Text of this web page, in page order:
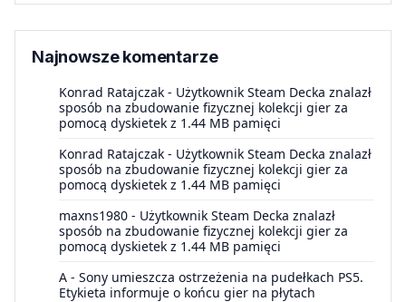
Najnowsze komentarze
Konrad Ratajczak - Użytkownik Steam Decka znalazł
sposób na zbudowanie fizycznej kolekcji gier za
pomocą dyskietek z 1.44 MB pamięci
Konrad Ratajczak - Użytkownik Steam Decka znalazł
sposób na zbudowanie fizycznej kolekcji gier za
pomocą dyskietek z 1.44 MB pamięci
maxns1980 - Użytkownik Steam Decka znalazł
sposób na zbudowanie fizycznej kolekcji gier za
pomocą dyskietek z 1.44 MB pamięci
A - Sony umieszcza ostrzeżenia na pudełkach PS5.
Etykieta informuje o końcu gier na płytach